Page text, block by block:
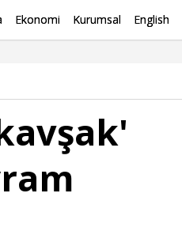
Ekonomi Kurumsal English